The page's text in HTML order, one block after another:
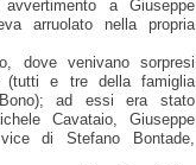
a Giuseppe
arruolato nella propria
dove venivano sorpresi
(tutti e tre della famiglia
ad essi era stato
Cavataio, Giuseppe
di Stefano Bontade,